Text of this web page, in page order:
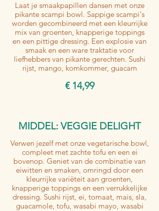
Laat je smaakpapillen dansen met onze
pikante scampi bowl. Sappige scampi's
worden gecombineerd met een kleurrijke
mix van groenten, knapperige toppings
en een pittige dressing. Een explosie van
smaak en een ware traktatie voor
liefhebbers van pikante gerechten. Sushi
rijst, mango, komkommer, guacam
€ 14,99
MIDDEL: VEGGIE DELIGHT
Verwen jezelf met onze vegetarische bowl,
compleet met zachte tofu en een ei
bovenop. Geniet van de combinatie van
eiwitten en smaken, omringd door een
kleurrijke variëteit aan groenten,
knapperige toppings en een verrukkelijke
dressing. Sushi rijst, ei, tomaat, mais, sla,
guacamole, tofu, wasabi mayo, wasabi